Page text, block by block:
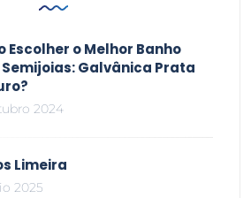
Escolher o Melhor Banho
Galvânica Prata
2024
Limeira
2025